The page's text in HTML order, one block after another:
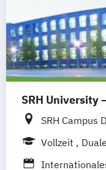
SRH University
SRH Campus
SRH Campus
Vollzeit